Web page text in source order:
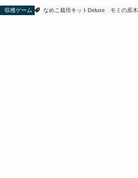
収穫ゲーム なめこ栽培キットDeluxe モミの原木